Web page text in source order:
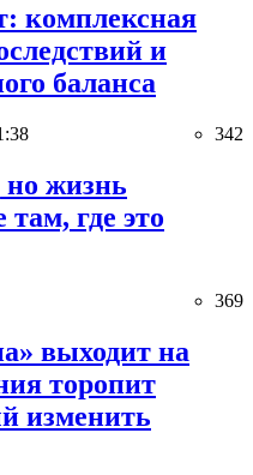
комплексная
и
баланса
342
но жизнь
там, где это
369
выходит на
торопит
изменить